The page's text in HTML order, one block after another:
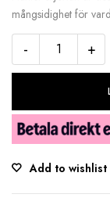
mångsidighet för
- +
Add to wishlist